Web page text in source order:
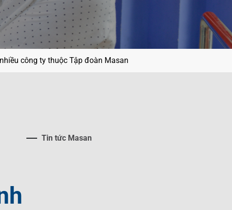
công ty thuộc Tập đoàn Masan
Tin tức Masan